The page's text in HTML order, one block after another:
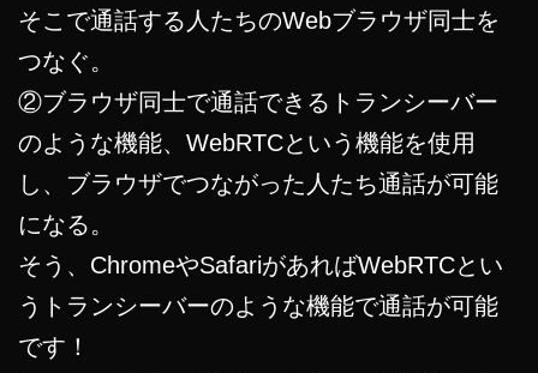
そこで通話する人たちのWebブラウザ同士を
つなぐ。
②ブラウザ同士で通話できるトランシーバー
のような機能、WebRTCという機能を使用
し、ブラウザでつながった人たち通話が可能
になる。
そう、ChromeやSafariがあればWebRTCとい
うトランシーバーのような機能で通話が可能
です！